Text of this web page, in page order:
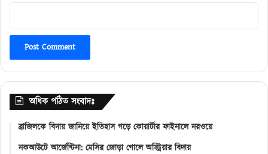
অধিক পঠিত সংবাদঃ
ব্রাজিলকে বিদায় জানিয়ে ইতিহাস গড়ে কোয়ার্টার ফাইনালে নরওয়ে
নকআউটে আর্জেন্টিনা: মেসির জোড়া গোলে অস্ট্রিয়ার বিদায়